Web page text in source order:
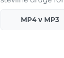
MP4 v MP3